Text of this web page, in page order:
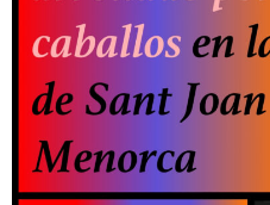
¿En qué podemos